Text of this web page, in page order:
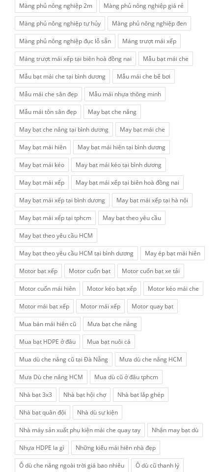
Màng phủ nông nghiệp 2m Màng phủ nông nghiệp giá rẻ
Màng phủ nông nghiệp tự hủy Màng phủ nông nghiệp đen
Màng phủ nông nghiệp đục lỗ sẵn Máng trượt mái xếp
Máng trượt mái xếp tại biên hoà đồng nai Mẫu bạt mái che
Mẫu bạt mái che tại bình dương Mẫu mái che bể bơi
Mẫu mái che sân đẹp Mẫu mái nhựa thông minh
Mẫu mái tôn sân đẹp May bạt che nắng
May bạt che nắng tại bình dương May bạt mái che
May bạt mái hiên May bạt mái hiên tại bình dương
May bạt mái kéo May bạt mái kéo tại bình dương
May bạt mái xếp May bạt mái xếp tại biên hoà đồng nai
May bạt mái xếp tại bình dương May bạt mái xếp tại hà nội
May bạt mái xếp tại tphcm May bạt theo yêu cầu
May bạt theo yêu cầu HCM
May bạt theo yêu cầu HCM tại bình dương May ép bạt mái hiên
Motor bạt xếp Motor cuốn bạt Motor cuốn bạt xe tải
Motor cuốn mái hiên Motor kéo bạt xếp Motor kéo mái che
Motor mái bạt xếp Motor mái xếp Motor quay bạt
Mua bán mái hiên cũ Mưa bạt che nắng
Mua bạt HDPE ở đâu Mua bạt nuôi cá
Mua dù che nắng cũ tại Đà Nẵng Mưa dù che nắng HCM
Mưa Dù che nắng HCM Mua dù cũ ở đâu tphcm
Nhà bạt 3x3 Nhà bạt hội chợ Nhà bạt lắp ghép
Nhà bạt quân đội Nhà dù sự kiện
Nhà máy sản xuất phụ kiện mái che quay tay Nhận may bạt dù
Nhựa HDPE la gì Những kiểu mái hiên nhà đẹp
Ô dù che nắng ngoài trời giá bao nhiêu Ô dù cũ thanh lý